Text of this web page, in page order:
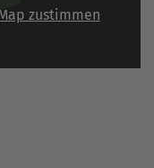
zustimmen